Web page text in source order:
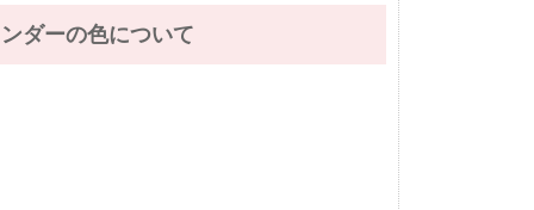
ダーの色について